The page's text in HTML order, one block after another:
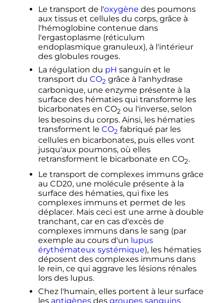
Le transport de l'oxygène des poumons
aux tissus et cellules du corps, grâce à
l'hémoglobine contenue dans
l'ergastoplasme (réticulum
endoplasmique granuleux), à l'intérieur
des globules rouges.
La régulation du pH sanguin et le
transport du CO2 grâce à l'anhydrase
carbonique, une enzyme présente à la
surface des hématies qui transforme les
bicarbonates en CO2 ou l'inverse, selon
les besoins du corps. Ainsi, les hématies
transforment le CO2 fabriqué par les
cellules en bicarbonates, puis elles vont
jusqu'aux poumons, où elles
retransforment le bicarbonate en CO2.
Le transport de complexes immuns grâce
au CD20, une molécule présente à la
surface des hématies, qui fixe les
complexes immuns et permet de les
déplacer. Mais ceci est une arme à double
tranchant, car en cas d'excès de
complexes immuns dans le sang (par
exemple au cours d'un lupus
érythémateux systémique), les hématies
déposent des complexes immuns dans
le rein, ce qui aggrave les lésions rénales
lors des lupus.
Chez l'humain, elles portent à leur surface
les antigènesdes groupes sanguins